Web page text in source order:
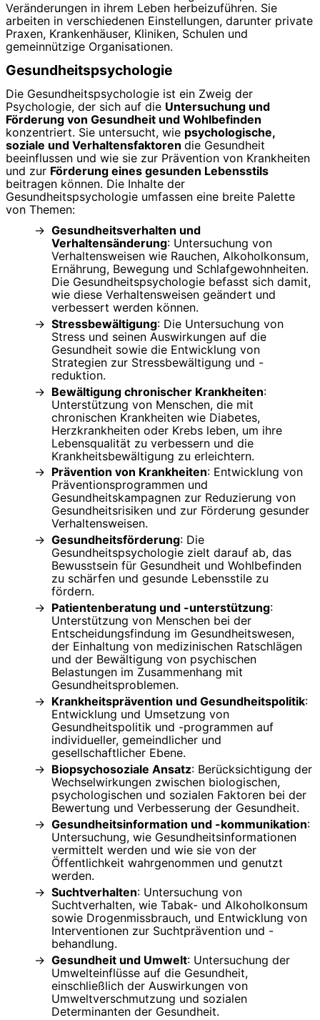
Veränderungen in ihrem Leben herbeizuführen. Sie
arbeiten in verschiedenen Einstellungen, darunter private
Praxen, Krankenhäuser, Kliniken, Schulen und
gemeinnützige Organisationen.
Gesundheitspsychologie
Die Gesundheitspsychologie ist ein Zweig der
Psychologie, der sich auf die Untersuchung und
Förderung von Gesundheit und Wohlbefinden
konzentriert. Sie untersucht, wie psychologische,
soziale und Verhaltensfaktoren die Gesundheit
beeinflussen und wie sie zur Prävention von Krankheiten
und zur Förderung eines gesunden Lebensstils
beitragen können. Die Inhalte der
Gesundheitspsychologie umfassen eine breite Palette
von Themen:
Gesundheitsverhalten und
Verhaltensänderung: Untersuchung von
Verhaltensweisen wie Rauchen, Alkoholkonsum,
Ernährung, Bewegung und Schlafgewohnheiten.
Die Gesundheitspsychologie befasst sich damit,
wie diese Verhaltensweisen geändert und
verbessert werden können.
Stressbewältigung: Die Untersuchung von
Stress und seinen Auswirkungen auf die
Gesundheit sowie die Entwicklung von
Strategien zur Stressbewältigung und -
reduktion.
Bewältigung chronischer Krankheiten:
Unterstützung von Menschen, die mit
chronischen Krankheiten wie Diabetes,
Herzkrankheiten oder Krebs leben, um ihre
Lebensqualität zu verbessern und die
Krankheitsbewältigung zu erleichtern.
Prävention von Krankheiten: Entwicklung von
Präventionsprogrammen und
Gesundheitskampagnen zur Reduzierung von
Gesundheitsrisiken und zur Förderung gesunder
Verhaltensweisen.
Gesundheitsförderung: Die
Gesundheitspsychologie zielt darauf ab, das
Bewusstsein für Gesundheit und Wohlbefinden
zu schärfen und gesunde Lebensstile zu
fördern.
Patientenberatung und -unterstützung:
Unterstützung von Menschen bei der
Entscheidungsfindung im Gesundheitswesen,
der Einhaltung von medizinischen Ratschlägen
und der Bewältigung von psychischen
Belastungen im Zusammenhang mit
Gesundheitsproblemen.
Krankheitsprävention und Gesundheitspolitik:
Entwicklung und Umsetzung von
Gesundheitspolitik und -programmen auf
individueller, gemeindlicher und
gesellschaftlicher Ebene.
Biopsychosoziale Ansatz: Berücksichtigung der
Wechselwirkungen zwischen biologischen,
psychologischen und sozialen Faktoren bei der
Bewertung und Verbesserung der Gesundheit.
Gesundheitsinformation und -kommunikation:
Untersuchung, wie Gesundheitsinformationen
vermittelt werden und wie sie von der
Öffentlichkeit wahrgenommen und genutzt
werden.
Suchtverhalten: Untersuchung von
Suchtverhalten, wie Tabak- und Alkoholkonsum
sowie Drogenmissbrauch, und Entwicklung von
Interventionen zur Suchtprävention und -
behandlung.
Gesundheit und Umwelt: Untersuchung der
Umwelteinflüsse auf die Gesundheit,
einschließlich der Auswirkungen von
Umweltverschmutzung und sozialen
Determinanten der Gesundheit.